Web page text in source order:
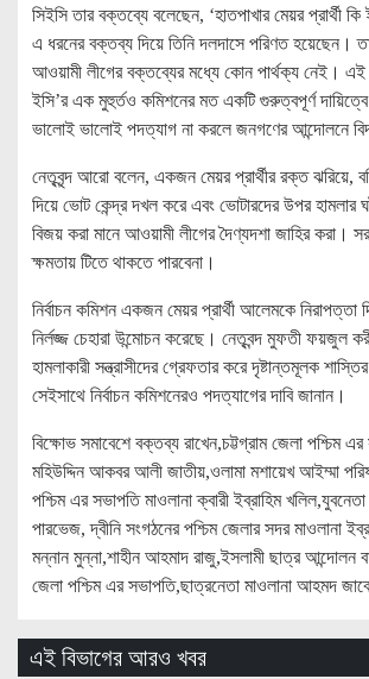
সিইসি তার বক্তব্যে বলেছেন, ‘হাতপাখার মেয়র প্রার্থী
এ ধরনের বক্তব্য দিয়ে তিনি দলদাসে পরিণত হয়েছেন।
আওয়ামী লীগের বক্তব্যের মধ্যে কোন পার্থক্য নেই।
ইসি’র এক মুহুর্তও কমিশনের মত একটি গুরুত্বপূর্ণ
ভালোই ভালোই পদত্যাগ না করলে জনগণের আন্দোলনে
নেতৃবৃন্দ আরো বলেন, একজন মেয়র প্রার্থীর রক্ত ঝরিয়ে,
দিয়ে ভোট কেন্দ্র দখল করে এবং ভোটারদের উপর হামলার
বিজয় করা মানে আওয়ামী লীগের দৈণ্যদশা জাহির করা।
ক্ষমতায় টিতে থাকতে পারবেনা।
নির্বাচন কমিশন একজন মেয়র প্রার্থী আলেমকে নিরাপত্তা
নির্লজ্জ চেহারা উন্মোচন করেছে। নেতৃবন্দ মুফতী ফয়জুল
হামলাকারী সন্ত্রাসীদের গ্রেফতার করে দৃষ্টান্তমূলক
সেইসাথে নির্বাচন কমিশনেরও পদত্যাগের দাবি জানান।
বিক্ষোভ সমাবেশে বক্তব্য রাখেন,চট্টগ্রাম জেলা পশ্চিম
মহিউদ্দিন আকবর আলী জাতীয়,ওলামা মশায়েখ আইম্মা
পশ্চিম এর সভাপতি মাওলানা ক্বারী ইব্রাহিম
পারভেজ, দ্বীনি সংগঠনের পশ্চিম জেলার সদর মাওলানা
মন্নান মুন্না,শাহীন আহমাদ রাজু,ইসলামী ছাত্র আন্দোলন
জেলা পশ্চিম এর সভাপতি,ছাত্রনেতা মাওলানা আহমদ
এই বিভাগের আরও খবর